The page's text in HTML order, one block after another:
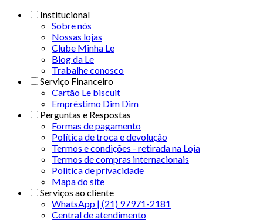
Institucional
Sobre nós
Nossas lojas
Clube Minha Le
Blog da Le
Trabalhe conosco
Serviço Financeiro
Cartão Le biscuit
Empréstimo Dim Dim
Perguntas e Respostas
Formas de pagamento
Política de troca e devolução
Termos e condições - retirada na Loja
Termos de compras internacionais
Politica de privacidade
Mapa do site
Serviços ao cliente
WhatsApp | (21) 97971-2181
Central de atendimento